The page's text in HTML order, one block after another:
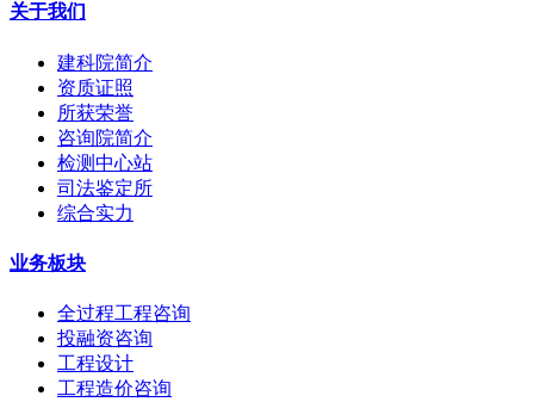
关于我们
建科院简介
资质证照
所获荣誉
咨询院简介
检测中心站
司法鉴定所
综合实力
业务板块
全过程工程咨询
投融资咨询
工程设计
工程造价咨询